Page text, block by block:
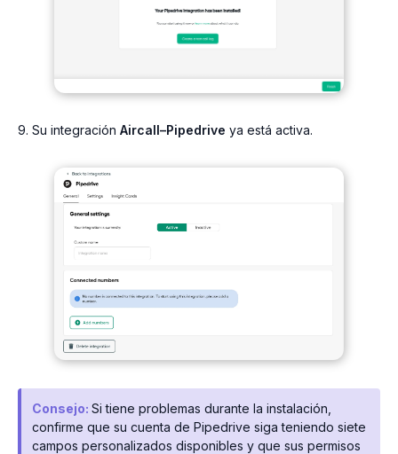
9. Su integración Aircall–Pipedrive ya está activa.
Consejo: Si tiene problemas durante la instalación,
confirme que su cuenta de Pipedrive siga teniendo siete
campos personalizados disponibles y que sus permisos